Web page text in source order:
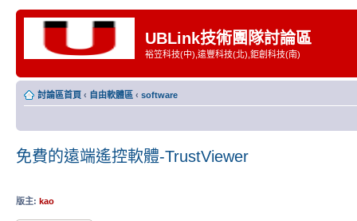
UBLink技術團隊討論區
裕笠科技(中),遠豐科技(北),鉅創科技(南)
討論區首頁 ‹ 自由軟體區 ‹ software
免費的遠端遙控軟體-TrustViewer
版主: kao